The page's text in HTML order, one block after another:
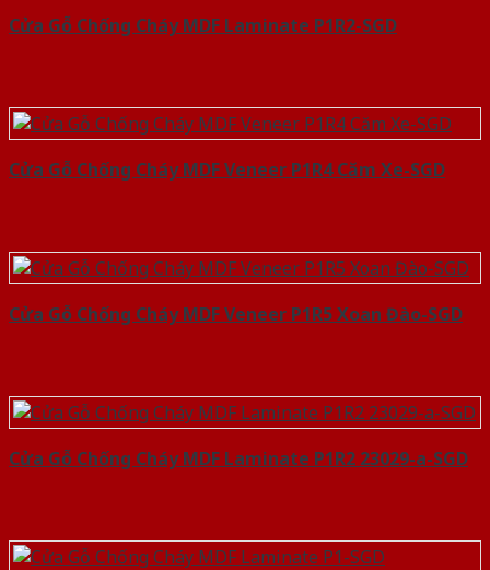
Cửa Gỗ Chống Cháy MDF Laminate P1R2-SGD
Cửa Gỗ Chống Cháy MDF Veneer P1R4 Căm Xe-SGD
Cửa Gỗ Chống Cháy MDF Veneer P1R5 Xoan Đào-SGD
Cửa Gỗ Chống Cháy MDF Laminate P1R2 23029-a-SGD